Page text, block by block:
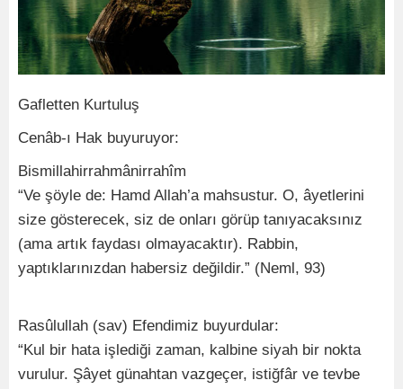
Gafletten Kurtuluş
Cenâb-ı Hak buyuruyor:
Bismillahirrahmânirrahîm
“Ve şöyle de: Hamd Allah’a mahsustur. O, âyetlerini
size gösterecek, siz de onları görüp tanıyacaksınız
(ama artık faydası olmayacaktır). Rabbin,
yaptıklarınızdan habersiz değildir.” (Neml, 93)
Rasûlullah (sav) Efendimiz buyurdular:
“Kul bir hata işlediği zaman, kalbine siyah bir nokta
vurulur. Şâyet günahtan vazgeçer, istiğfâr ve tevbe